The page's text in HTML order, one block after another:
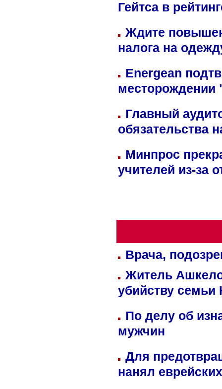
Гейтса в
Ждите
налога на
Energean
Главный
обязательства
Минпрос
учителей из-за
Врача,
Житель
убийству семьи
По делу об
мужчин
Для
нанял